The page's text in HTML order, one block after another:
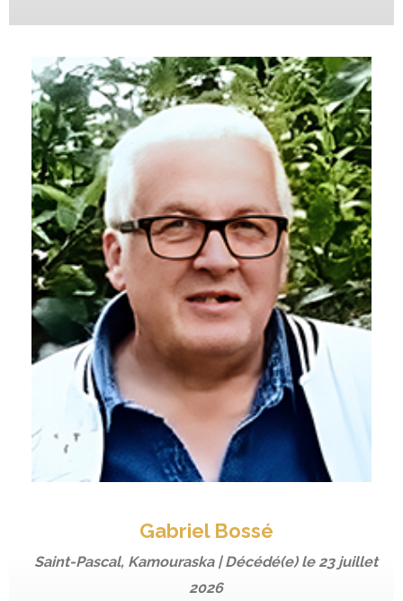
Gabriel Bossé
Saint-Pascal, Kamouraska | Décédé(e) le23 juillet
2026